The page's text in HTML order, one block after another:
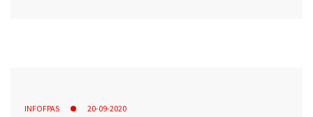
INFOFPAS 20-09-2020